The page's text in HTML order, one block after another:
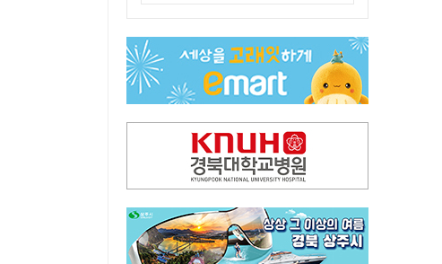
"침대에 결박, 탈진"…평생 교회서 산 11세 남아, 병원 이송 끝 숨져
김민석, 與전당대회 제주·인천 당원투표서 승리…누적 득표는 '초박빙'
[금주의 이슈] 하늘의 외계인, 바다의 귀향자…영화 '호프'와 '오디세이'